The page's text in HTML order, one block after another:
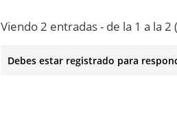
Viendo 2 entradas - de la 1 a la
Debes estar registrado para